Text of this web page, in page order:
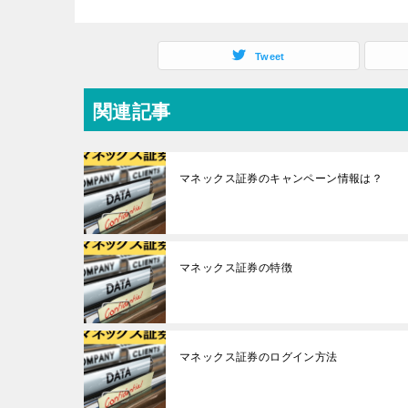
Tweet
関連記事
マネックス証券のキャンペーン情報は？
マネックス証券の特徴
マネックス証券のログイン方法